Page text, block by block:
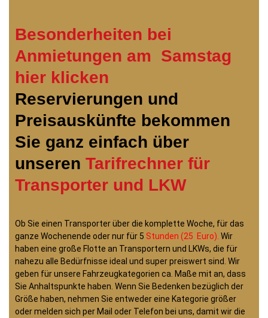
Besonderheiten bei
Anmietungen am Samstag
hier klicken
Reservierungen und
Preisauskünfte bekommen
Sie ganz einfach über
unseren Tarifrechner für
Transporter und LKW
Ob Sie einen Transporter über die komplette Woche, für das
ganze Wochenende oder nur für 5 Stunden (25 Euro). Wir
haben eine große Flotte an Transportern und LKWs, die für
nahezu alle Bedürfnisse ideal und super preiswert sind. Wir
geben für unsere Fahrzeugkategorien ca. Maße mit an, dass
Sie Anhaltspunkte haben. Wenn Sie Bedenken bezüglich der
Größe haben, nehmen Sie entweder eine Kategorie größer
oder melden sich per Mail oder Telefon bei uns, damit wir die